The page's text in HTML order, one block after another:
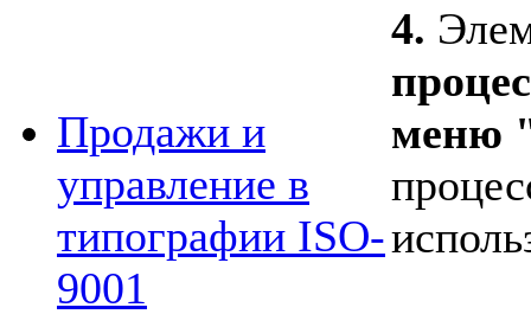
Продажи и
управление в
типографии ISO-
9001
4.
меню